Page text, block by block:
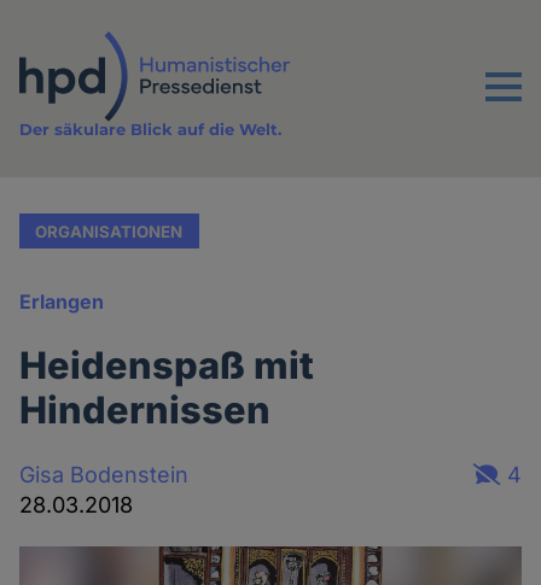
Inhalt
Menu
Der säkulare Blick auf die Welt.
ORGANISATIONEN
Erlangen
Heidenspaß mit
Hindernissen
Gisa Bodenstein
28.03.2018
4